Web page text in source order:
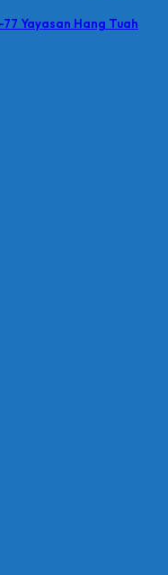
Yayasan Hang Tuah